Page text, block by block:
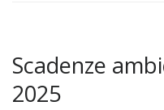
Scadenze
2025